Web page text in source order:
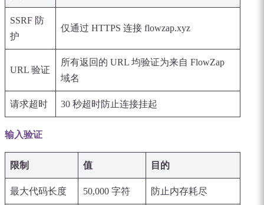
SSRF 防
护
仅通过 HTTPS 连接 flowzap.xyz
URL 验证
所有返回的 URL 均验证为来自 FlowZap
域名
请求超时 30 秒超时防止连接挂起
输入验证
限制 值 目的
最大代码长度 50,000 字符 防止内存耗尽